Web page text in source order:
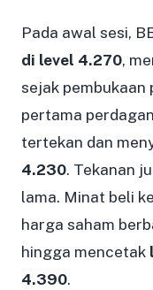
Pada awal sesi,
di level 4.270,
sejak pembukaan
pertama
tertekan dan
4.230. Tekanan
lama. Minat beli
harga saham
hingga mencetak
4.390.